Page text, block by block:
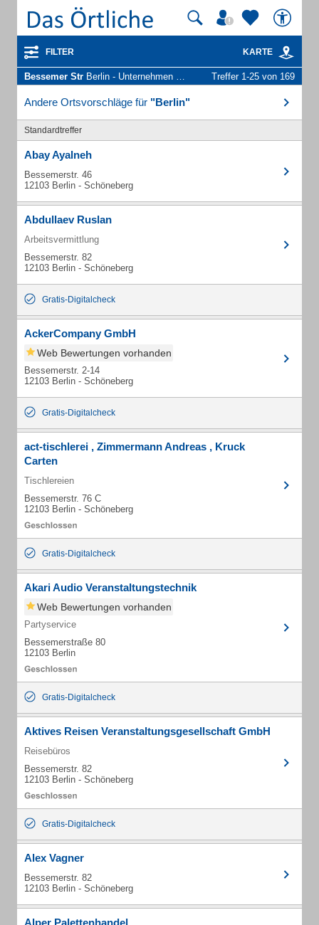
FILTER KARTE
Bessemer Str Berlin - Unternehmen und Personen Treffer 1-25 von 169
Andere Ortsvorschläge für "Berlin"
Standardtreffer
Abay Ayalneh
Bessemerstr. 46
12103 Berlin - Schöneberg
Abdullaev Ruslan
Arbeitsvermittlung
Bessemerstr. 82
12103 Berlin - Schöneberg
Gratis-Digitalcheck
AckerCompany GmbH
Web Bewertungen vorhanden
Bessemerstr. 2-14
12103 Berlin - Schöneberg
Gratis-Digitalcheck
act-tischlerei , Zimmermann Andreas , Kruck
Carten
Tischlereien
Bessemerstr. 76 C
12103 Berlin - Schöneberg
Gratis-Digitalcheck
Akari Audio Veranstaltungstechnik
Web Bewertungen vorhanden
Partyservice
Bessemerstraße 80
12103 Berlin
Gratis-Digitalcheck
Aktives Reisen Veranstaltungsgesellschaft GmbH
Reisebüros
Bessemerstr. 82
12103 Berlin - Schöneberg
Gratis-Digitalcheck
Alex Vagner
Bessemerstr. 82
12103 Berlin - Schöneberg
Alper Palettenhandel